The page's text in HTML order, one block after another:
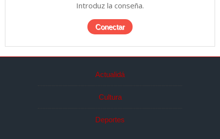
Introduz la conseña.
Actualidá
Cultura
Deportes